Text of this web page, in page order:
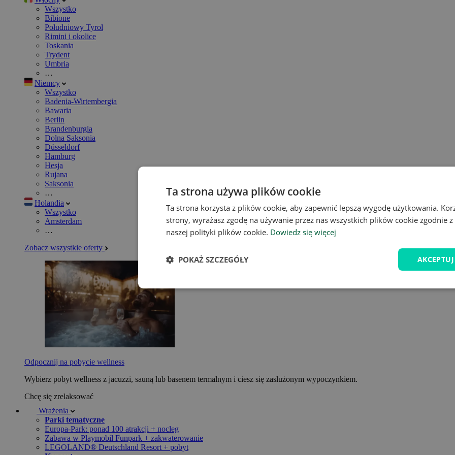
Wszystko
Bibione
Południowy Tyrol
Rimini i okolice
Toskania
Trydent
Umbria
…
Niemcy
Wszystko
Badenia-Wirtembergia
Bawaria
Berlin
Brandenburgia
Dolna Saksonia
Düsseldorf
Hamburg
Hesja
Rujana
Saksonia
…
Holandia
Wszystko
Amsterdam
…
Zobacz wszystkie oferty
Odpocznij na pobycie wellness
Wybierz pobyt wellness z jacuzzi, sauną lub basenem termalnym i ciesz się zasłużonym wypoczynkiem.
Chcę się zrelaksować
Wrażenia
Parki tematyczne
Europa-Park: ponad 100 atrakcji + nocleg
Zabawa w Playmobil Funpark + zakwaterowanie
LEGOLAND® Deutschland Resort + pobyt
Ta strona używa plików cookie
Ta strona korzysta z plików cookie, aby zapewnić lepszą wygodę użytkowania.
strony, wyrażasz zgodę na używanie przez nas wszystkich plików cookie zgodnie
naszej polityki plików cookie. Dowiedz się więcej
POKAŻ SZCZEGÓŁY